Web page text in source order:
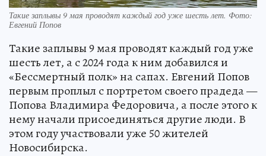
Такие заплывы 9 мая проводят каждый год уже шесть лет. Фото:
Евгений Попов
Такие заплывы 9 мая проводят каждый год уже
шесть лет, а с 2024 года к ним добавился и
«Бессмертный полк» на сапах. Евгений Попов
первым проплыл с портретом своего прадеда —
Попова Владимира Федоровича, а после этого к
нему начали присоединяться другие люди. В
этом году участвовали уже 50 жителей
Новосибирска.